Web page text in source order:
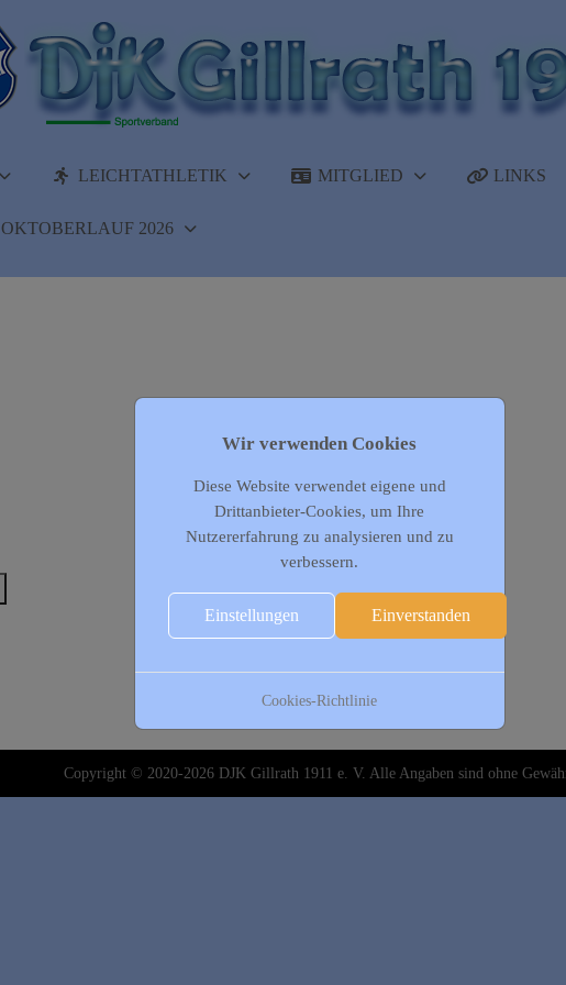
LEICHTATHLETIK MITGLIED LINKS
OKTOBERLAUF 2026
Copyright © 2020-2026 DJK Gillrath 1911 e. V. Alle Angaben sind ohne
Wir verwenden Cookies
Diese Website verwendet eigene und
Drittanbieter-Cookies, um Ihre
Nutzererfahrung zu analysieren und zu
verbessern.
Einstellungen Einverstanden
Cookies-Richtlinie